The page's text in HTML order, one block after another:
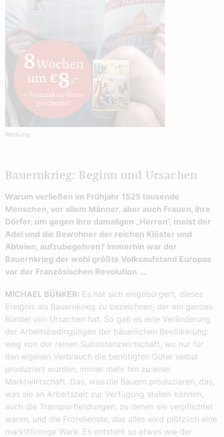
Werbung
Bauernkrieg: Beginn und Ursachen
Warum verließen im Frühjahr 1525 tausende
Menschen, vor allem Männer, aber auch Frauen, ihre
Dörfer, um gegen ihre damaligen „Herren“, meist der
Adel und die Bewohner der reichen Klöster und
Abteien, aufzubegehren? Immerhin war der
Bauernkrieg der wohl größte Volksaufstand Europas
vor der Französischen Revolution ...
MICHAEL BÜNKER: Es hat sich eingebürgert, dieses
Ereignis als Bauernkrieg zu bezeichnen, der ein ganzes
Bündel von Ursachen hat. So gab es eine Veränderung
der Arbeitsbedingungen der bäuerlichen Bevölkerung:
weg von der reinen Subsistenzwirtschaft, wo nur für
den eigenen Verbrauch die benötigten Güter selbst
produziert wurden, immer mehr hin zu einer
Marktwirtschaft. Das, was die Bauern produzieren, das,
was sie an Arbeitszeit zur Verfügung stellen können,
auch die Transportleistungen, zu denen sie verpflichtet
waren, und die Frondienste, das alles wird plötzlich eine
marktförmige Ware. Es entsteht so etwas wie der